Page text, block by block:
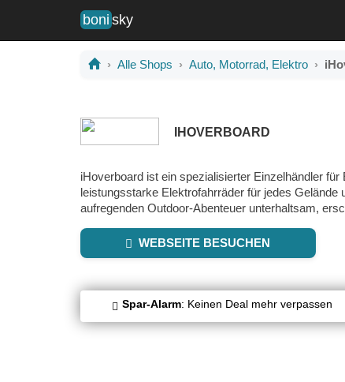
boni sky
Alle Shops Auto, Motorrad, Elektro
IHOVERBOARD
iHoverboard ist ein spezialisierter Einzelhändler
leistungsstarke Elektrofahrräder für jedes
aufregenden Outdoor-Abenteuer unterhaltsam,
WEBSEITE BESUCHEN
Spar-Alarm: Keinen Deal mehr verpassen